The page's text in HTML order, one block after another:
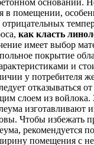
в помещении,
как класть
имеет выбор
покрытие
и
у потребителя
отказываться
слоем из войлока.
изготавливают
Чтобы избежать
рекомендуется
помещения с